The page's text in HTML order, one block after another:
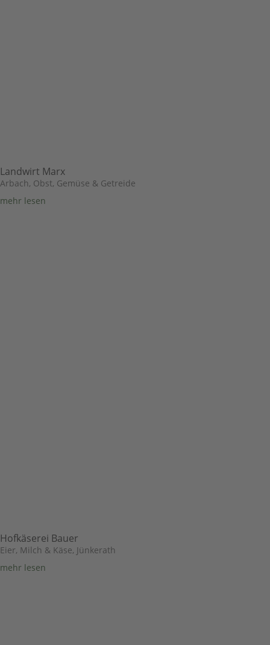
Landwirt Marx
Arbach, Obst, Gemüse & Getreide
mehr lesen
Hofkäserei Bauer
Eier, Milch & Käse, Jünkerath
mehr lesen